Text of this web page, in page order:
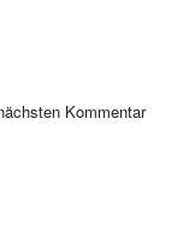
Kommentar